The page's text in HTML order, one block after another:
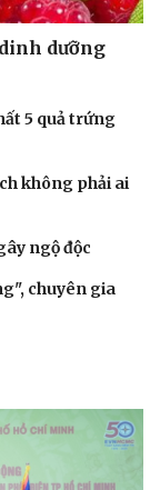
thời sự
cho bé
dưỡng
5 quả trứng
không phải ai
ngộ độc
chuyên gia